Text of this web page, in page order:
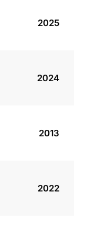
2025
2024
2013
2022